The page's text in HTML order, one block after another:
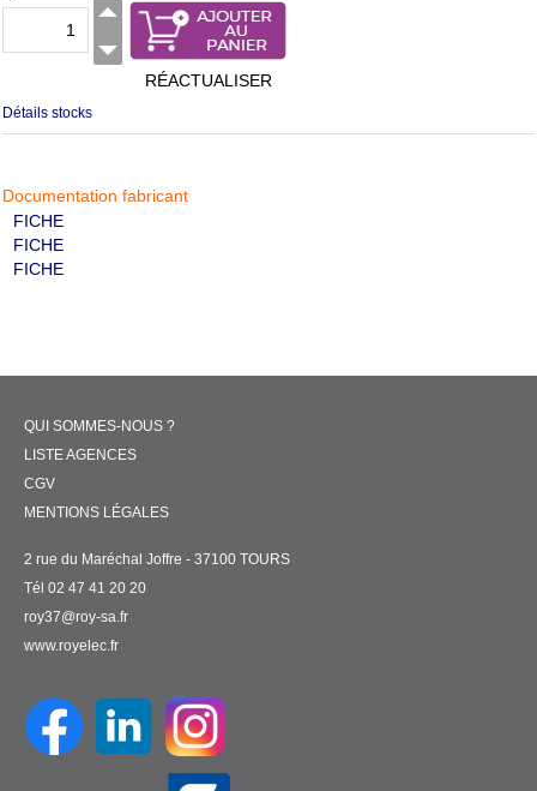
RÉACTUALISER
Détails stocks
Documentation fabricant
FICHE
FICHE
FICHE
QUI SOMMES-NOUS ?
LISTE AGENCES
CGV
MENTIONS LÉGALES
2 rue du Maréchal Joffre - 37100 TOURS
Tél 02 47 41 20 20
roy37@roy-sa.fr
www.royelec.fr